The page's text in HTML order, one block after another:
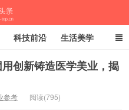
条
科技前沿 生活美学
创新铸造医学美业，揭
参考 阅读(795)